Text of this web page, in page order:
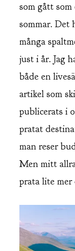
som gått
sommar. Det
många
just i år. Jag
både en
artikel som
publicerats i
pratat
man reser
Men mitt
prata lite mer